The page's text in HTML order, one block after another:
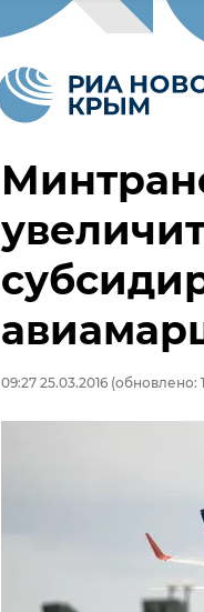
09:27 25.03.2016 (обновлено: